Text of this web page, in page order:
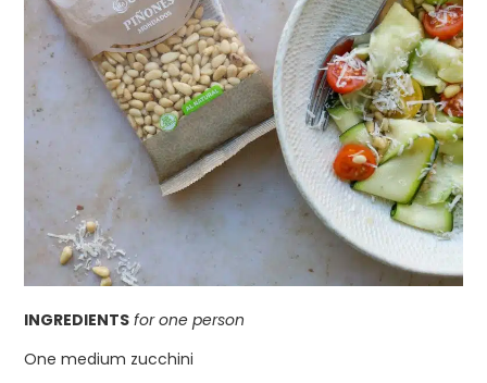
INGREDIENTS for one person
One medium zucchini